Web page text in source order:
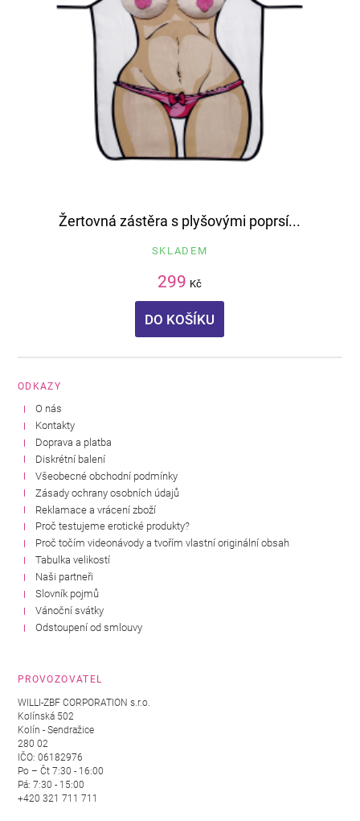
Žertovná zástěra s plyšovými poprsí...
SKLADEM
299 Kč
DO KOŠÍKU
ODKAZY
O nás
Kontakty
Doprava a platba
Diskrétní balení
Všeobecné obchodní podmínky
Zásady ochrany osobních údajů
Reklamace a vrácení zboží
Proč testujeme erotické produkty?
Proč točím videonávody a tvořím vlastní originální obsah
Tabulka velikostí
Naši partneři
Slovník pojmů
Vánoční svátky
Odstoupení od smlouvy
PROVOZOVATEL
WILLI-ZBF CORPORATION s.r.o.
Kolínská 502
Kolín - Sendražice
280 02
IČO: 06182976
Po – Čt 7:30 - 16:00
Pá: 7:30 - 15:00
+420 321 711 711